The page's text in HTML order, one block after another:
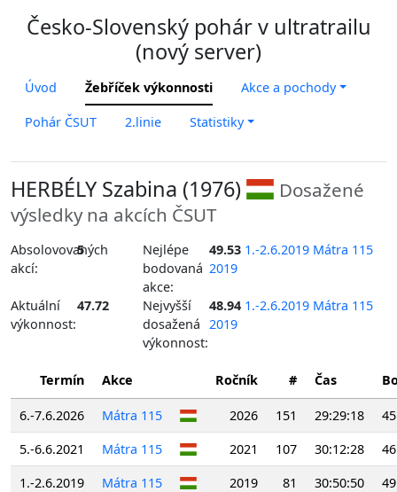
Česko-Slovenský pohár v ultratrailu
(nový server)
Úvod Žebříček výkonnosti Akce a pochody
Pohár ČSUT 2.linie Statistiky
HERBÉLY Szabina (1976)
Dosažené
výsledky na akcích ČSUT
Absolovovaných
akcí:
5
Nejlépe
bodovaná
akce:
49.53 1.-2.6.2019 Mátra 115
2019
Aktuální
výkonnost:
47.72
Nejvyšší
dosažená
výkonnost:
48.94 1.-2.6.2019 Mátra 115
2019
Termín Akce Ročník # Čas
6.-7.6.2026 Mátra 115 2026 151 29:29:18
5.-6.6.2021
Mátra 115 2021 107 30:12:28
1.-2.6.2019
Mátra 115 2019 81 30:50:50